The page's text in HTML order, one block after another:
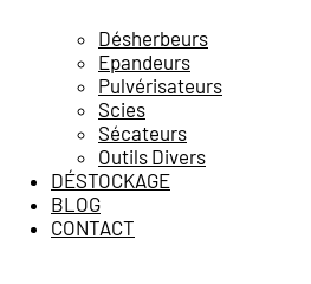
Désherbeurs
Epandeurs
Pulvérisateurs
Scies
Sécateurs
Outils Divers
DÉSTOCKAGE
BLOG
CONTACT